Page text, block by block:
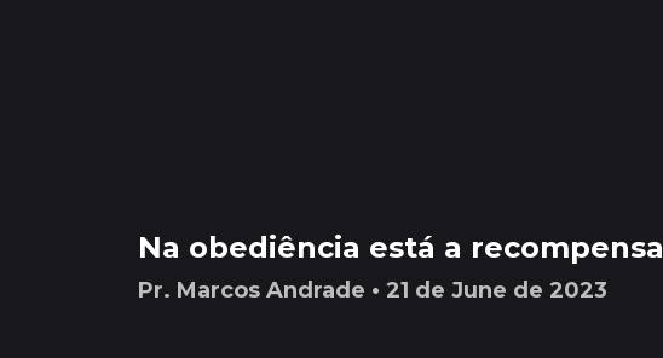
Na obediência está a recompensa
Pr. Marcos Andrade • 21 de June de 2023